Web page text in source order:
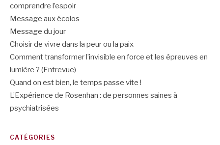
comprendre l’espoir
Message aux écolos
Message du jour
Choisir de vivre dans la peur ou la paix
Comment transformer l’invisible en force et les épreuves en
lumière ? (Entrevue)
Quand on est bien, le temps passe vite !
L’Expérience de Rosenhan : de personnes saines à
psychiatrisées
CATÉGORIES